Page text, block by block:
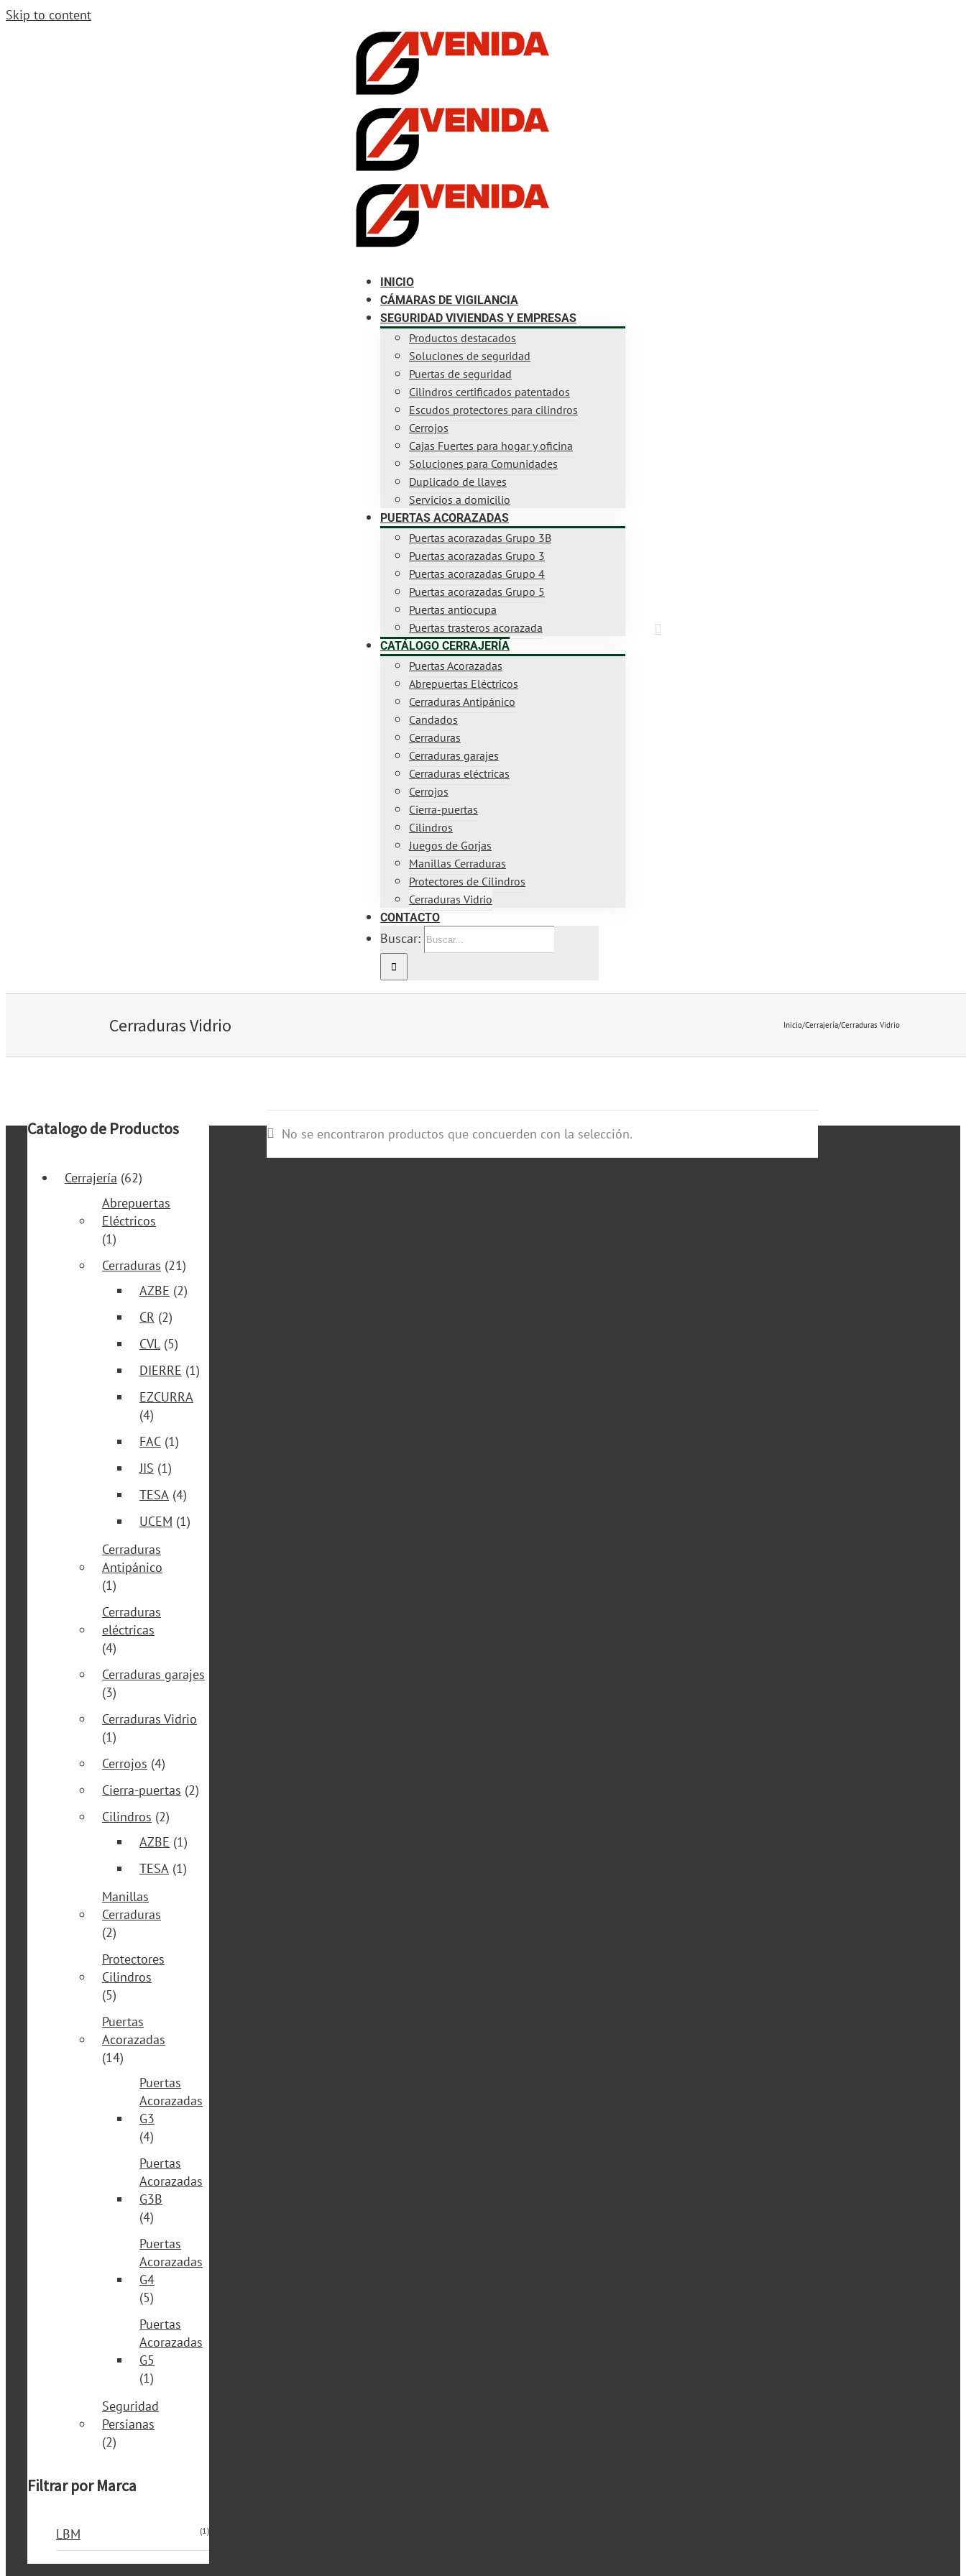
Skip to content
INICIO
CÁMARAS DE VIGILANCIA
SEGURIDAD VIVIENDAS Y EMPRESAS
Productos destacados
Soluciones de seguridad
Puertas de seguridad
Cilindros certificados patentados
Escudos protectores para cilindros
Cerrojos
Cajas Fuertes para hogar y oficina
Soluciones para Comunidades
Duplicado de llaves
Servicios a domicilio
PUERTAS ACORAZADAS
Puertas acorazadas Grupo 3B
Puertas acorazadas Grupo 3
Puertas acorazadas Grupo 4
Puertas acorazadas Grupo 5
Puertas antiocupa
Puertas trasteros acorazada
CATÁLOGO CERRAJERÍA
Puertas Acorazadas
Abrepuertas Eléctricos
Cerraduras Antipánico
Candados
Cerraduras
Cerraduras garajes
Cerraduras eléctricas
Cerrojos
Cierra-puertas
Cilindros
Juegos de Gorjas
Manillas Cerraduras
Protectores de Cilindros
Cerraduras Vidrio
CONTACTO
Buscar:
Cerraduras Vidrio Inicio/Cerrajería/Cerraduras Vidrio
No se encontraron productos que concuerden con la selección.
Catalogo de Productos
Cerrajería (62)
Abrepuertas
Eléctricos
(1)
Cerraduras (21)
AZBE (2)
CR (2)
CVL (5)
DIERRE (1)
EZCURRA
(4)
FAC (1)
JIS (1)
TESA (4)
UCEM (1)
Cerraduras
Antipánico
(1)
Cerraduras
eléctricas
(4)
Cerraduras garajes
(3)
Cerraduras Vidrio
(1)
Cerrojos (4)
Cierra-puertas (2)
Cilindros (2)
AZBE (1)
TESA (1)
Manillas
Cerraduras
(2)
Protectores
Cilindros
(5)
Puertas
Acorazadas
(14)
Puertas
Acorazadas
G3
(4)
Puertas
Acorazadas
G3B
(4)
Puertas
Acorazadas
G4
(5)
Puertas
Acorazadas
G5
(1)
Seguridad
Persianas
(2)
Filtrar por Marca
LBM (1)